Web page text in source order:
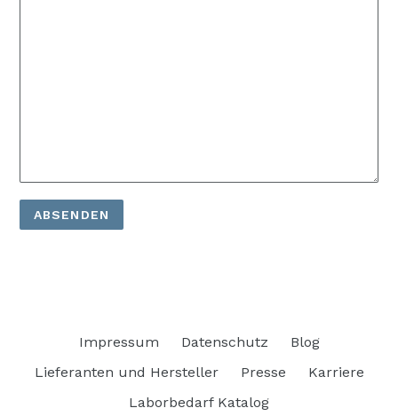
Impressum Datenschutz
Blog
Lieferanten und Hersteller
Presse
Karriere
Laborbedarf Katalog